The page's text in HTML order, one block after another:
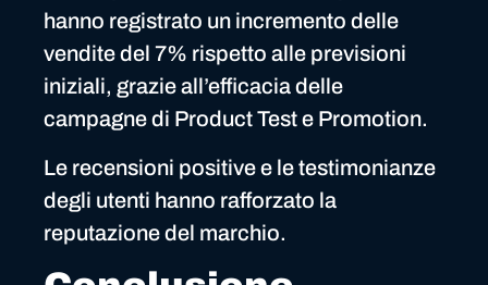
hanno registrato un incremento delle
vendite del 7% rispetto alle previsioni
iniziali, grazie all’efficacia delle
campagne di Product Test e Promotion.
Le recensioni positive e le testimonianze
degli utenti hanno rafforzato la
reputazione del marchio.